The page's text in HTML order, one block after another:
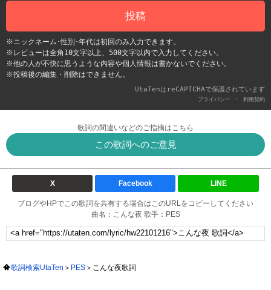
投稿
※ニックネーム･性別･年代は初回のみ入力できます。
※レビューは全角10文字以上、500文字以内で入力してください。
※他の人が不快に思うような内容や個人情報は書かないでください。
※投稿後の編集・削除はできません。
UtaTenはreCAPTCHAで保護されています
プライバシー - 利用契約
歌詞の間違いなどのご指摘はこちら
この歌詞へのご意見
X Facebook LINE
ブログやHPでこの歌詞を共有する場合はこのURLをコピーしてください
曲名：こんな夜 歌手：PES
歌詞検索UtaTen PES こんな夜歌詞